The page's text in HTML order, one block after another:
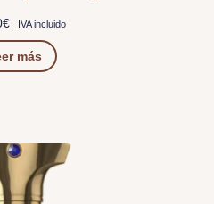
€ IVA incluido
más